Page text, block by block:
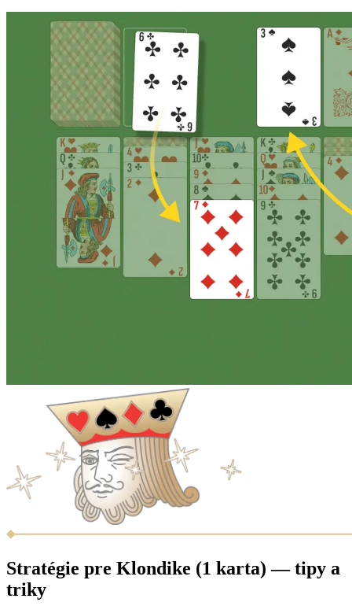
Stratégie pre Klondike (1 karta) — tipy a
triky